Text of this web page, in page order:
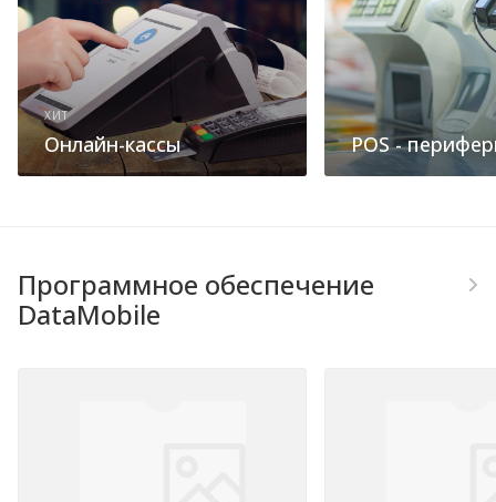
ХИТ
Онлайн-кассы POS -
Программное обеспечение
DataMobile